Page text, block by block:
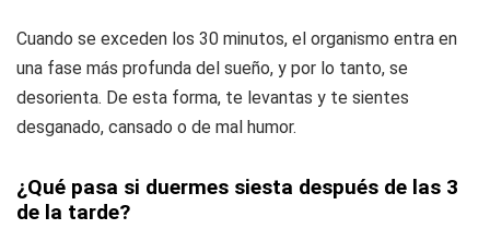
Cuando se exceden los 30 minutos, el organismo entra en
una fase más profunda del sueño, y por lo tanto, se
desorienta. De esta forma, te levantas y te sientes
desganado, cansado o de mal humor.
¿Qué pasa si duermes siesta después de las 3
de la tarde?